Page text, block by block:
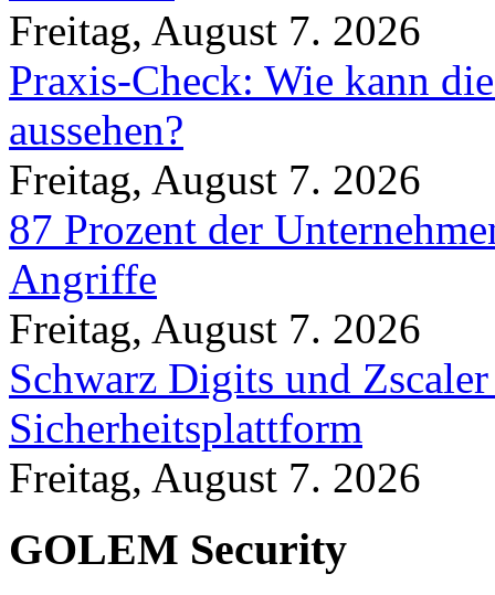
Freitag, August 7. 2026
Praxis-Check: Wie kann
aussehen?
Freitag, August 7. 2026
87 Prozent der
Angriffe
Freitag, August 7. 2026
Schwarz Digits und
Sicherheitsplattform
Freitag, August 7. 2026
GOLEM Security